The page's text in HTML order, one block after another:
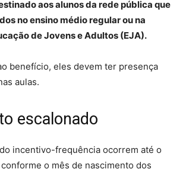
aos alunos da rede pública que
no ensino médio regular ou na
de Jovens e Adultos (EJA).
benefício, eles devem ter presença
aulas.
escalonado
incentivo-frequência ocorrem até o
o mês de nascimento dos